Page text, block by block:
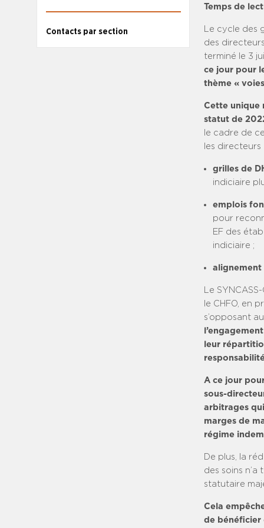
Contacts par section
Temps de
Le cycle des
des
terminé le 3
ce jour pour
thème «
Cette unique
statut de
le cadre de
les directeurs
grilles de
indiciaire
emplois
pour
EF des
indiciaire ;
alignement
Le
le CHFO, en
s’opposant
leur
A ce jour
sous-
arbitrages
marges de
régime
De plus, la
des soins
statutaire
Cela
de bénéficier